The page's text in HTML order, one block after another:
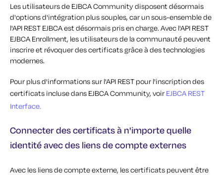
Les utilisateurs de EJBCA Community disposent désormais
d'options d'intégration plus souples, car un sous-ensemble de
l'API REST EJBCA est désormais pris en charge. Avec l'API REST
EJBCA Enrollment, les utilisateurs de la communauté peuvent
inscrire et révoquer des certificats grâce à des technologies
modernes.
Pour plus d'informations sur l'API REST pour l'inscription des
certificats incluse dans EJBCA Community, voir EJBCA REST
Interface.
Connecter des certificats à n'importe quelle
identité avec des liens de compte externes
Avec les liens de compte externe, les certificats peuvent être